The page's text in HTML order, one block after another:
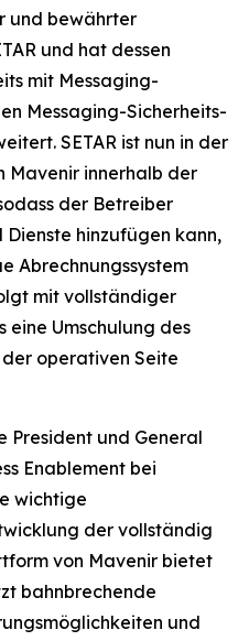
und bewährter
und hat dessen
mit Messaging-
Messaging-Sicherheits-
SETAR ist nun in der
Mavenir innerhalb der
der Betreiber
hinzufügen kann,
Abrechnungssystem
mit vollständiger
eine Umschulung des
operativen Seite
President und General
Enablement bei
wichtige
der vollständig
von Mavenir bietet
bahnbrechende
und